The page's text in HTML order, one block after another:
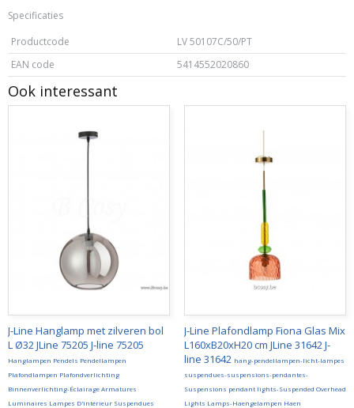
Specificaties
Productcode
LV 50107C/50/PT
EAN code
5414552020860
Ook interessant
J-Line Hanglamp met zilveren bol
L Ø32 JLine 75205 J-line 75205
Hanglampen Pendels Pendellampen
Plafondlampen Plafondverlichting
Binnenverlichting-Éclairage Armatures
Luminaires Lampes D'intérieur Suspendues
J-Line Plafondlamp Fiona Glas Mix
L160xB20xH20 cm JLine 31642 J-
line 31642 hang-pendellampen-licht-lampes
suspendues-suspensions-pendantes-
Suspensions pendant lights-Suspended Overhead
Lights Lamps-Haengelampen Haen